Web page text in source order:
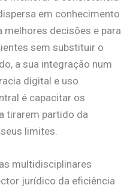
em conhecimento
melhores decisões e para
sem substituir o
a sua integração num
digital e uso
é capacitar os
tirarem partido da
limites.
multidisciplinares
jurídico da eficiência